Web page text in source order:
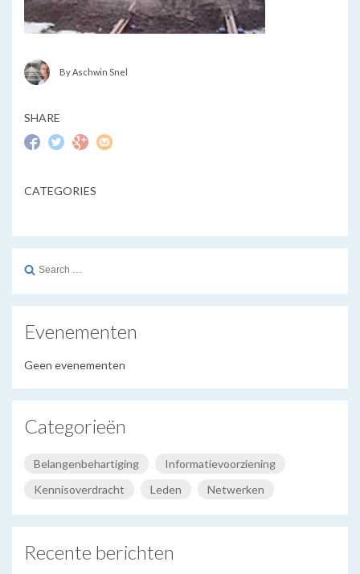
By Aschwin Snel
SHARE
CATEGORIES
Search
Evenementen
Geen evenementen
Categorieën
Belangenbehartiging
Informatievoorziening
Kennisoverdracht
Leden Netwerken
Recente berichten